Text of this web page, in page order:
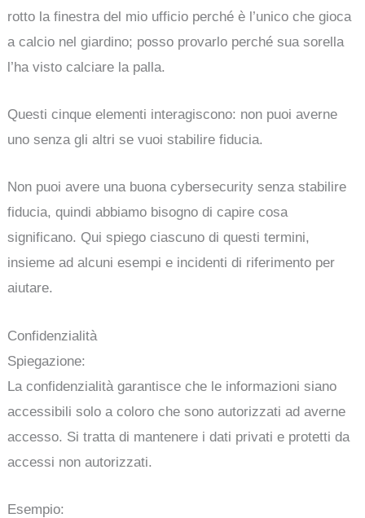
rotto la finestra del mio ufficio perché è l’unico che gioca
a calcio nel giardino; posso provarlo perché sua sorella
l’ha visto calciare la palla.
Questi cinque elementi interagiscono: non puoi averne
uno senza gli altri se vuoi stabilire fiducia.
Non puoi avere una buona cybersecurity senza stabilire
fiducia, quindi abbiamo bisogno di capire cosa
significano. Qui spiego ciascuno di questi termini,
insieme ad alcuni esempi e incidenti di riferimento per
aiutare.
Confidenzialità
Spiegazione:
La confidenzialità garantisce che le informazioni siano
accessibili solo a coloro che sono autorizzati ad averne
accesso. Si tratta di mantenere i dati privati e protetti da
accessi non autorizzati.
Esempio: